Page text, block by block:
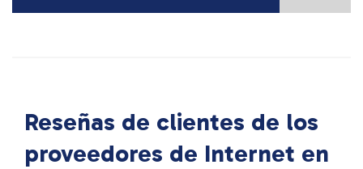
Reseñas de clientes de los
proveedores de Internet en